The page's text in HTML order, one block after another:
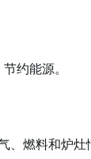
约能源。
、燃料和炉灶